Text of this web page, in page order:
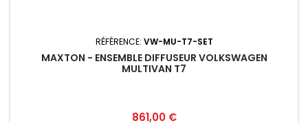
RÉFÉRENCE: VW-MU-T7-SET
MAXTON - ENSEMBLE DIFFUSEUR VOLKSWAGEN
MULTIVAN T7
Prix
861,00 €